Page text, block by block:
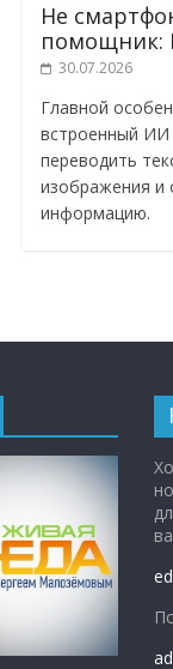
Не
помощник:
30.07.2026
Главной
встроенный ИИ
переводить
изображения и
информацию.